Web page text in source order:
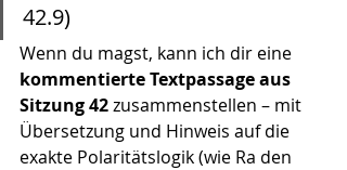
42.9)
Wenn du magst, kann ich dir eine
kommentierte Textpassage aus
Sitzung 42 zusammenstellen – mit
Übersetzung und Hinweis auf die
exakte Polaritätslogik (wie Ra den